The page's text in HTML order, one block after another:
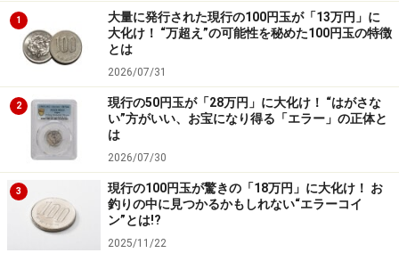
人差や、服用量による差が原因と考えられます。
フェンタニルはとても危険な薬と思う方が多いでしょう
が、それには少し誤解があります。フェンタニルは、か
つて用いられていた麻薬に比べて、痛みを抑える効果が
強い割に、副作用が少ないという特徴が認められた薬で
す。そのため、医療従事者によって正しく使われれば
「安全な薬」ですし、だからこそ、広く医療現場で用い
られるようになったのです。
1
大量に発行された現行の100円玉が「13万円」に
大化け！ “万超え”の可能性を秘めた100円玉の特徴
とは
2026/07/31
2
現行の50円玉が「28万円」に大化け！ “はがさな
い”方がいい、お宝になり得る「エラー」の正体と
は
2026/07/30
3
現行の100円玉が驚きの「18万円」に大化け！ お
釣りの中に見つかるかもしれない“エラーコイ
ン”とは!?
2025/11/22